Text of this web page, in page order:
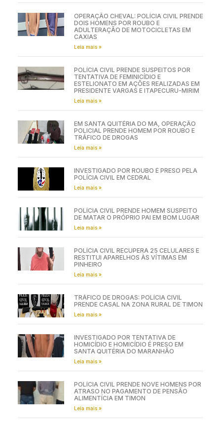
OPERAÇÃO CHEVAL: POLÍCIA CIVIL PRENDE
DOIS HOMENS POR ROUBO E
ADULTERAÇÃO DE MOTOCICLETAS EM
CAXIAS
Leia mais »
POLÍCIA CIVIL PRENDE SUSPEITOS POR
TENTATIVA DE FEMINICÍDIO E
ESTELIONATO EM AÇÕES REALIZADAS EM
PRESIDENTE VARGAS E ITAPECURU-MIRIM
Leia mais »
EM SANTA QUITÉRIA DO MA, OPERAÇÃO
POLICIAL PRENDE HOMEM POR ROUBO E
TRÁFICO DE DROGAS
Leia mais »
INVESTIGADO POR ROUBO É PRESO PELA
POLÍCIA CIVIL EM CEDRAL
Leia mais »
POLÍCIA CIVIL PRENDE HOMEM SUSPEITO
DE MATAR O PRÓPRIO PAI EM BOM LUGAR
Leia mais »
POLÍCIA CIVIL RECUPERA 25 CELULARES E
RESTITUI APARELHOS ÀS VÍTIMAS EM
PINHEIRO
Leia mais »
TRÁFICO DE DROGAS: POLÍCIA CIVIL
PRENDE CASAL NA ZONA RURAL DE TIMON
Leia mais »
INVESTIGADO POR TENTATIVA DE
HOMICÍDIO E HOMICÍDIO É PRESO EM
SANTA QUITÉRIA DO MARANHÃO
Leia mais »
POLÍCIA CIVIL PRENDE NOVE HOMENS POR
ATRASO NO PAGAMENTO DE PENSÃO
ALIMENTÍCIA EM TIMON
Leia mais »